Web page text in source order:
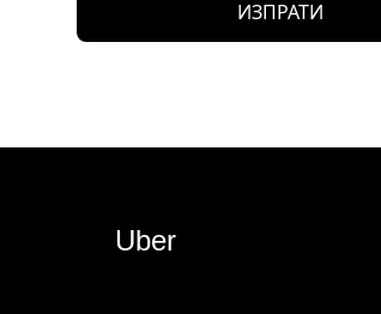
ИЗПРАТИ
Uber